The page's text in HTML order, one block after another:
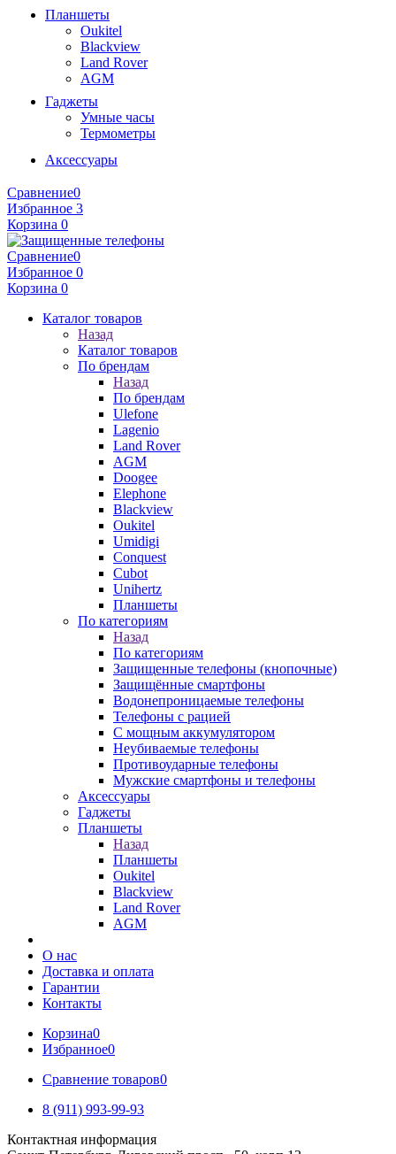
Планшеты
Oukitel
Blackview
Land Rover
AGM
Гаджеты
Умные часы
Термометры
Аксессуары
Сравнение0
Избранное 3
Корзина 0
Сравнение0
Избранное 0
Корзина 0
Каталог товаров
Назад
Каталог товаров
По брендам
Назад
По брендам
Ulefone
Lagenio
Land Rover
AGM
Doogee
Elephone
Blackview
Oukitel
Umidigi
Conquest
Cubot
Unihertz
Планшеты
По категориям
Назад
По категориям
Защищенные телефоны (кнопочные)
Защищённые смартфоны
Водонепроницаемые телефоны
Телефоны с рацией
С мощным аккумулятором
Неубиваемые телефоны
Противоударные телефоны
Мужские смартфоны и телефоны
Аксессуары
Гаджеты
Планшеты
Назад
Планшеты
Oukitel
Blackview
Land Rover
AGM
О нас
Доставка и оплата
Гарантии
Контакты
Корзина0
Избранное0
Сравнение товаров0
8 (911) 993-99-93
Контактная информация